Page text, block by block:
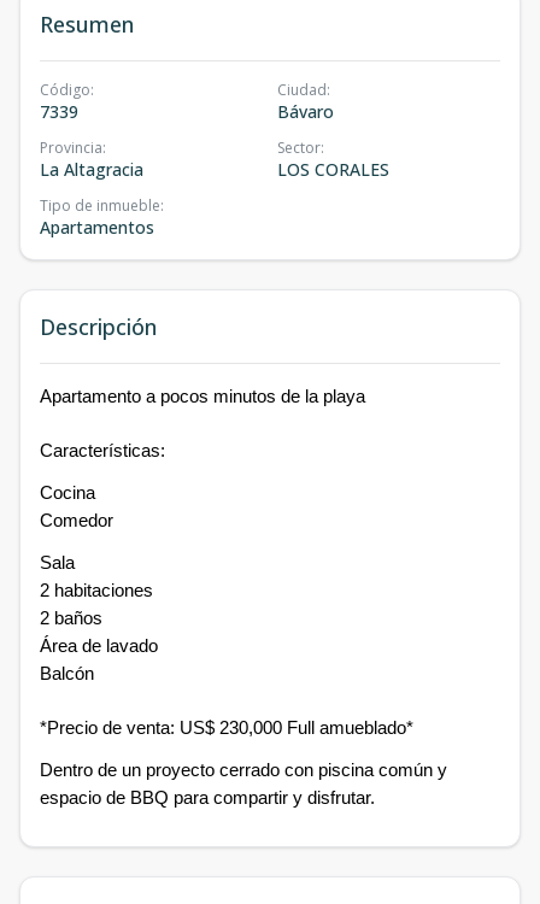
Resumen
Código:
7339
Ciudad:
Bávaro
Provincia:
La Altagracia
Sector:
LOS CORALES
Tipo de inmueble:
Apartamentos
Descripción
Apartamento a pocos minutos de la playa
Características:
Cocina
Comedor
Sala
2 habitaciones
2 baños
Área de lavado
Balcón
*Precio de venta: US$ 230,000 Full amueblado*
Dentro de un proyecto cerrado con piscina común y
espacio de BBQ para compartir y disfrutar.